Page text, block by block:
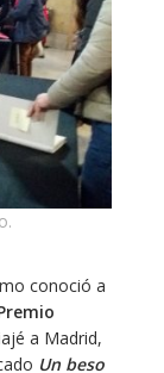
conoció a
a Madrid,
Un beso